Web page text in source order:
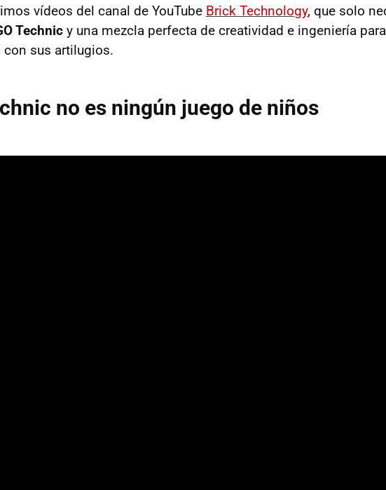
vídeos del canal de YouTube Brick Technology, que solo
Technic y una mezcla perfecta de creatividad e ingeniería para
sus artilugios.
no es ningún juego de niños